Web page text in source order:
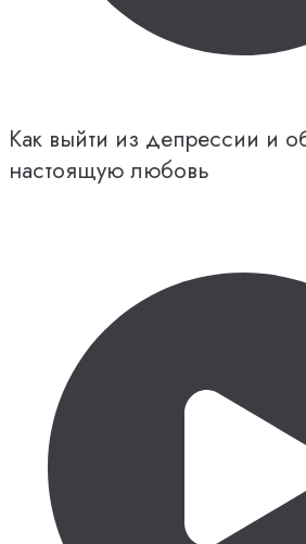
Как выйти из депрессии и
настоящую любовь